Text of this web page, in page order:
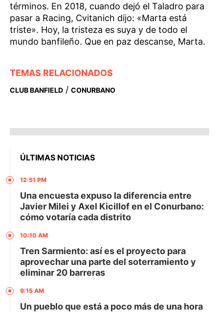
términos. En 2018, cuando dejó el Taladro para
pasar a Racing, Cvitanich dijo: «Marta está
triste». Hoy, la tristeza es suya y de todo el
mundo banfileño. Que en paz descanse, Marta.
TEMAS RELACIONADOS
CLUB BANFIELD / CONURBANO
ÚLTIMAS NOTICIAS
12:51 PM
Una encuesta expuso la diferencia entre
Javier Milei y Axel Kicillof en el Conurbano:
cómo votaría cada distrito
10:10 AM
Tren Sarmiento: así es el proyecto para
aprovechar una parte del soterramiento y
eliminar 20 barreras
9:15 AM
Un pueblo que está a poco más de una hora